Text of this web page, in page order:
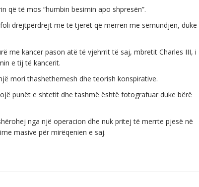
që të mos “humbin besimin apo shpresën”.
drejtpërdrejt me të tjerët që merren me sëmundjen, duke
me kancer pason atë të vjehrrit të saj, mbretit Charles III, i
e tij të kancerit.
mori thashethemesh dhe teorish konspirative.
punët e shtetit dhe tashmë është fotografuar duke bërë
nga një operacion dhe nuk pritej të merrte pjesë në
masive për mirëqenien e saj.